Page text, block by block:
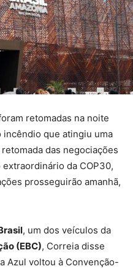
retomadas na noite
que atingiu uma
das negociações
da COP30,
prosseguirão amanhã,
, um dos veículos da
(EBC), Correia disse
Azul voltou à Convenção-